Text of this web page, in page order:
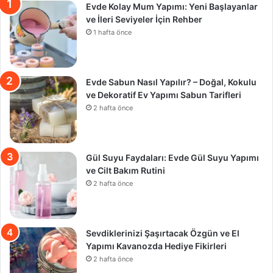
Evde Kolay Mum Yapımı: Yeni Başlayanlar
ve İleri Seviyeler İçin Rehber
1 hafta önce
Evde Sabun Nasıl Yapılır? – Doğal, Kokulu
ve Dekoratif Ev Yapımı Sabun Tarifleri
2 hafta önce
Gül Suyu Faydaları: Evde Gül Suyu Yapımı
ve Cilt Bakım Rutini
2 hafta önce
Sevdiklerinizi Şaşırtacak Özgün ve El
Yapımı Kavanozda Hediye Fikirleri
2 hafta önce